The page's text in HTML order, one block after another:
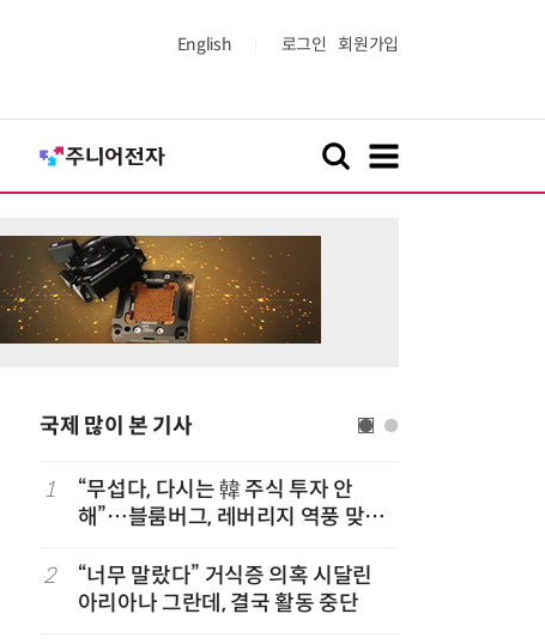
English 로그인 회원가입
국제 많이 본 기사
1
“무섭다, 다시는 韓 주식 투자 안
해”…블룸버그, 레버리지 역풍 맞은
2
“너무 말랐다” 거식증 의혹 시달린
아리아나 그란데, 결국 활동 중단